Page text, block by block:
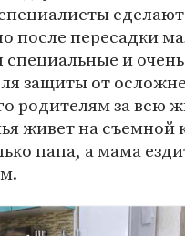
сделают
после пересадки
специальные и
защиты от
родителям за всю
живет на съемной
папа, а мама